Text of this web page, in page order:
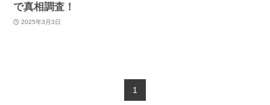
で真相調査！
2025年3月3日
1